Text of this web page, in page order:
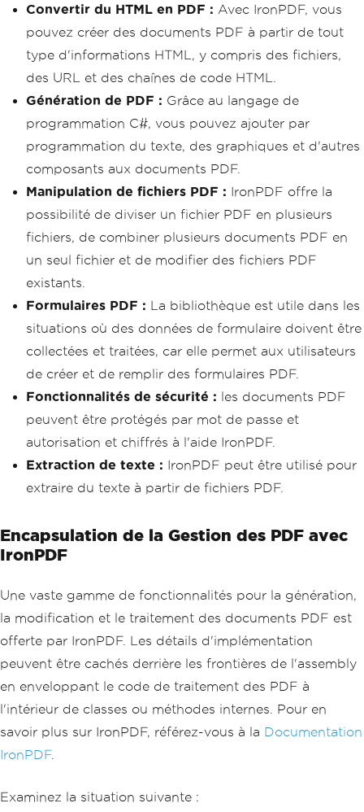
RenderHtmlFileAsPdf (htmlFilePath
leToPDF.pdf");
// 3. Convert URL to PDF
var url =
"http://ironpdf.co
m" ;
// Specify the URL
erUrlAsPdf(url);
        pdfFromUrl
.SaveAs("URLToPDF.pd
}
}
Convertir du HTML en PDF : Avec IronPDF, vous
pouvez créer des documents PDF à partir de tout
type d'informations HTML, y compris des fichiers,
des URL et des chaînes de code HTML.
Génération de PDF : Grâce au langage de
programmation C#, vous pouvez ajouter par
programmation du texte, des graphiques et d'autres
composants aux documents PDF.
Manipulation de fichiers PDF : IronPDF offre la
possibilité de diviser un fichier PDF en plusieurs
fichiers, de combiner plusieurs documents PDF en
un seul fichier et de modifier des fichiers PDF
existants.
Formulaires PDF : La bibliothèque est utile dans les
situations où des données de formulaire doivent être
collectées et traitées, car elle permet aux utilisateurs
de créer et de remplir des formulaires PDF.
Fonctionnalités de sécurité : les documents PDF
peuvent être protégés par mot de passe et
autorisation et chiffrés à l'aide IronPDF.
Extraction de texte : IronPDF peut être utilisé pour
extraire du texte à partir de fichiers PDF.
Encapsulation de la Gestion des PDF avec
IronPDF
Une vaste gamme de fonctionnalités pour la génération,
la modification et le traitement des documents PDF est
offerte par IronPDF. Les détails d'implémentation
peuvent être cachés derrière les frontières de l'assembly
en enveloppant le code de traitement des PDF à
l'intérieur de classes ou méthodes internes. Pour en
savoir plus sur IronPDF, référez-vous à la Documentation
IronPDF.
Examinez la situation suivante :